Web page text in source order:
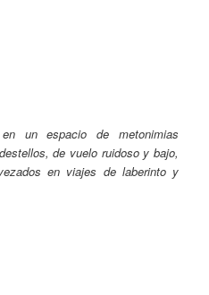
un espacio de metonimias
de vuelo ruidoso y bajo,
en viajes de laberinto y